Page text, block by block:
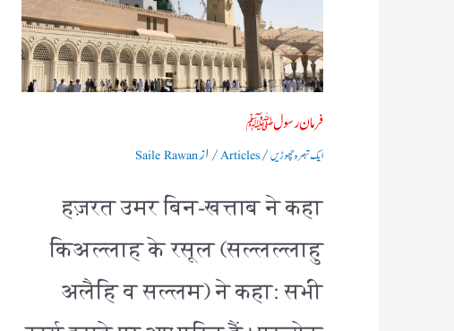
فرمان رسولﷺ
ایک تبصرہ چھوڑیں/
Articles/ ازSaile Rawan
हज़रत उमर बिन-खत्ताब ने कहा
किअल्लाह के रसूल (सल्लल्लाहु
अलैहि व सल्लम) ने कहा: सभी